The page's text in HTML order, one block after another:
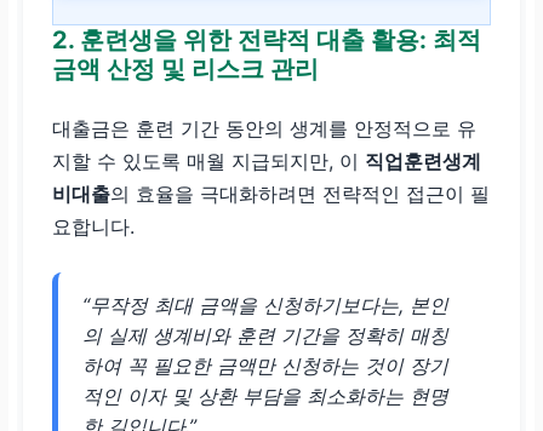
거치 후
3년 또는 5년
선택 가능한 원금균등
분할상환방식
2. 훈련생을 위한 전략적 대출 활용: 최적
금액 산정 및 리스크 관리
대출금은 훈련 기간 동안의 생계를 안정적으로 유
지할 수 있도록 매월 지급되지만, 이 직업훈련생계
비대출의 효율을 극대화하려면 전략적인 접근이 필
요합니다.
“무작정 최대 금액을 신청하기보다는, 본인
의 실제 생계비와 훈련 기간을 정확히 매칭
하여 꼭 필요한 금액만 신청하는 것이 장기
적인 이자 및 상환 부담을 최소화하는 현명
한 길입니다.”